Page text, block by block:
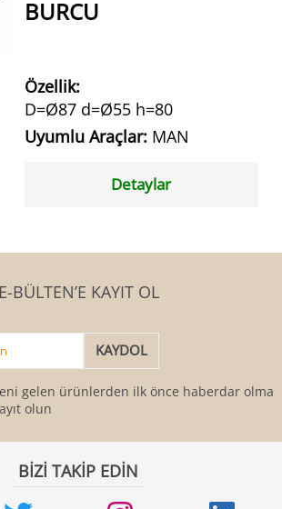
BURCU
Özellik:
D=Ø87 d=Ø55 h=80
Uyumlu Araçlar: MAN
Detaylar
E-BÜLTEN’E KAYIT OL
gelen ürünlerden ilk önce haberdar olmak
olun
BİZİ TAKİP EDİN